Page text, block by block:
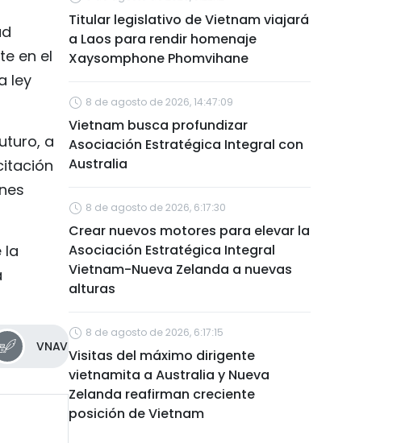
en el
ley
a
la
VNAV
Titular legislativo de Vietnam viajará
a Laos para rendir homenaje
Xaysomphone Phomvihane
8 de agosto de 2026, 14:47:09
Vietnam busca profundizar
Asociación Estratégica Integral con
Australia
8 de agosto de 2026, 6:17:30
Crear nuevos motores para elevar la
Asociación Estratégica Integral
Vietnam-Nueva Zelanda a nuevas
alturas
8 de agosto de 2026, 6:17:15
Visitas del máximo dirigente
vietnamita a Australia y Nueva
Zelanda reafirman creciente
posición de Vietnam